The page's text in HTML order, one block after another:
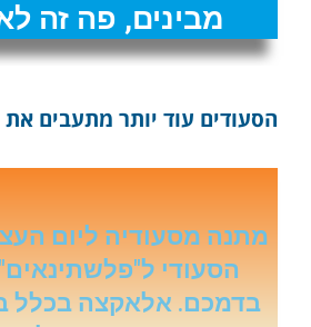
מבינים, פה זה
הסעודים עוד יותר מתעבים
מתנה מסעודיה ליום
הסעודי
בדמכם. אלאקצה בכלל